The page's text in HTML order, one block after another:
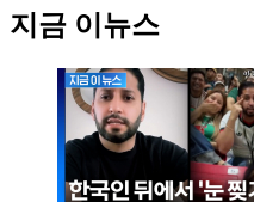
지금 이뉴스